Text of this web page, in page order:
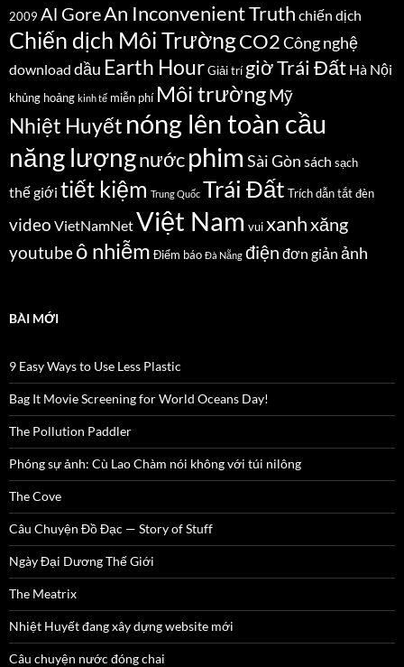
2009 Al GoreAn Inconvenient Truth chiến dịch
Chiến dịch Môi TrườngCO2Công nghệ
download dầu Earth HourGiải trí giờ Trái Đất Hà Nội
khủng hoảng kinh tế miễn phí Môi trườngMỹ
Nhiệt Huyết nóng lên toàn cầu
năng lượngnướcphim Sài Gòn sách sạch
thế giới tiết kiệm Trung Quốc Trái Đất Trích dẫntắt đèn
video VietNamNetViệt Nam vuixanhxăng
youtubeô nhiễm Điểm báo Đà Nẵng điện đơn giản ảnh
BÀI MỚI
9 Easy Ways to Use Less Plastic
Bag It Movie Screening for World Oceans Day!
The Pollution Paddler
Phóng sự ảnh: Cù Lao Chàm nói không với túi nilông
The Cove
Câu Chuyện Đồ Đạc — Story of Stuff
Ngày Đại Dương Thế Giới
The Meatrix
Nhiệt Huyết đang xây dựng website mới
Câu chuyện nước đóng chai